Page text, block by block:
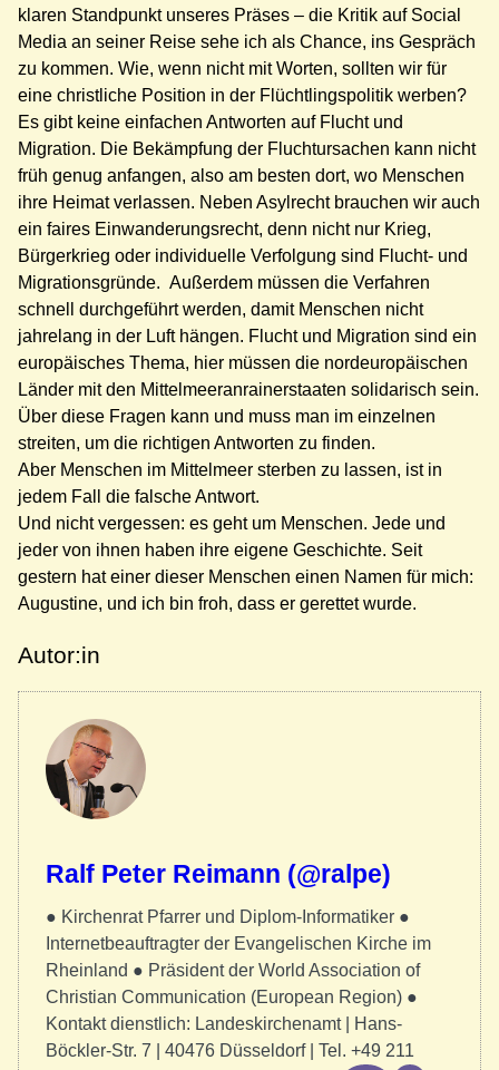
klaren Standpunkt unseres Präses – die Kritik auf Social
Media an seiner Reise sehe ich als Chance, ins Gespräch
zu kommen. Wie, wenn nicht mit Worten, sollten wir für
eine christliche Position in der Flüchtlingspolitik werben?
Es gibt keine einfachen Antworten auf Flucht und
Migration. Die Bekämpfung der Fluchtursachen kann nicht
früh genug anfangen, also am besten dort, wo Menschen
ihre Heimat verlassen. Neben Asylrecht brauchen wir auch
ein faires Einwanderungsrecht, denn nicht nur Krieg,
Bürgerkrieg oder individuelle Verfolgung sind Flucht- und
Migrationsgründe. Außerdem müssen die Verfahren
schnell durchgeführt werden, damit Menschen nicht
jahrelang in der Luft hängen. Flucht und Migration sind ein
europäisches Thema, hier müssen die nordeuropäischen
Länder mit den Mittelmeeranrainerstaaten solidarisch sein.
Über diese Fragen kann und muss man im einzelnen
streiten, um die richtigen Antworten zu finden.
Aber Menschen im Mittelmeer sterben zu lassen, ist in
jedem Fall die falsche Antwort.
Und nicht vergessen: es geht um Menschen. Jede und
jeder von ihnen haben ihre eigene Geschichte. Seit
gestern hat einer dieser Menschen einen Namen für mich:
Augustine, und ich bin froh, dass er gerettet wurde.
Autor:in
Ralf Peter Reimann (@ralpe)
● Kirchenrat Pfarrer und Diplom-Informatiker ●
Internetbeauftragter der Evangelischen Kirche im
Rheinland ● Präsident der World Association of
Christian Communication (European Region) ●
Kontakt dienstlich: Landeskirchenamt | Hans-
Böckler-Str. 7 | 40476 Düsseldorf | Tel. +49 211